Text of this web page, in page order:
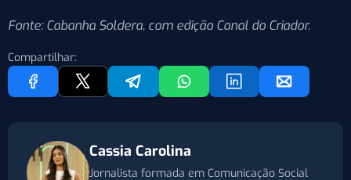
Fonte: Cabanha Soldera, com edição Canal do Criador.
Compartilhar:
Cassia Carolina
Jornalista formada em Comunicação Social